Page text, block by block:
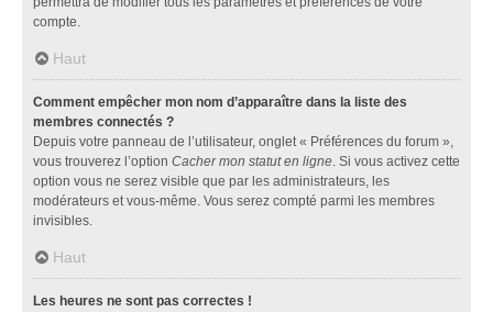
compte.
Haut
Comment empêcher mon nom d’apparaître dans la liste des
membres connectés ?
Depuis votre panneau de l’utilisateur, onglet « Préférences du forum »,
vous trouverez l’option Cacher mon statut en ligne. Si vous activez cette
option vous ne serez visible que par les administrateurs, les
modérateurs et vous-même. Vous serez compté parmi les membres
invisibles.
Haut
Les heures ne sont pas correctes !